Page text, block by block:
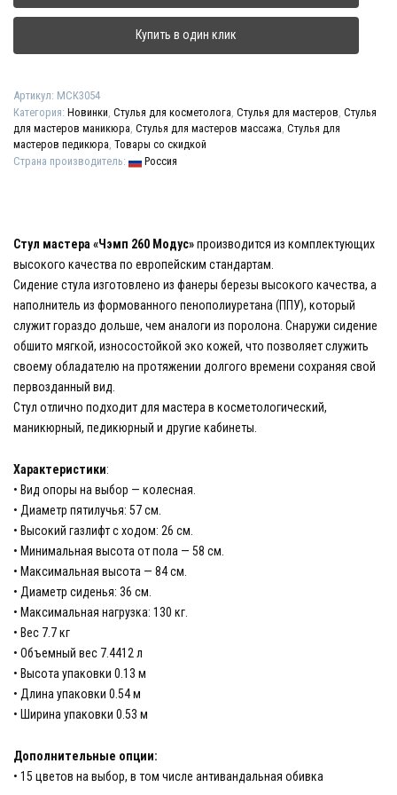
"Чэмп
260
Модус"
Купить в один клик
Артикул: МСК3054
Категория: Новинки Стулья для косметолога Стулья для мастеров Стулья
для мастеров маникюра Стулья для мастеров массажа Стулья для
мастеров педикюра Товары со скидкой
Страна производитель:
Россия
Стул мастера «Чэмп 260 Модус»производится из комплектующих
высокого качества по европейским стандартам.
Сидение стула изготовлено из фанеры березы высокого качества, а
наполнитель из формованного пенополиуретана (ППУ), который
служит гораздо дольше, чем аналоги из поролона. Снаружи сидение
обшито мягкой, износостойкой эко кожей, что позволяет служить
своему обладателю на протяжении долгого времени сохраняя свой
первозданный вид.
Стул отлично подходит для мастера в косметологический,
маникюрный, педикюрный и другие кабинеты.
Характеристики:
• Вид опоры на выбор — колесная.
• Диаметр пятилучья: 57 см.
• Высокий газлифт с ходом: 26 см.
• Минимальная высота от пола — 58 см.
• Максимальная высота — 84 см.
• Диаметр сиденья: 36 см.
• Максимальная нагрузка: 130 кг.
• Вес 7.7 кг
• Объемный вес 7.4412 л
• Высота упаковки 0.13 м
• Длина упаковки 0.54 м
• Ширина упаковки 0.53 м
Дополнительные опции:
• 15 цветов на выбор, в том числе антивандальная обивка